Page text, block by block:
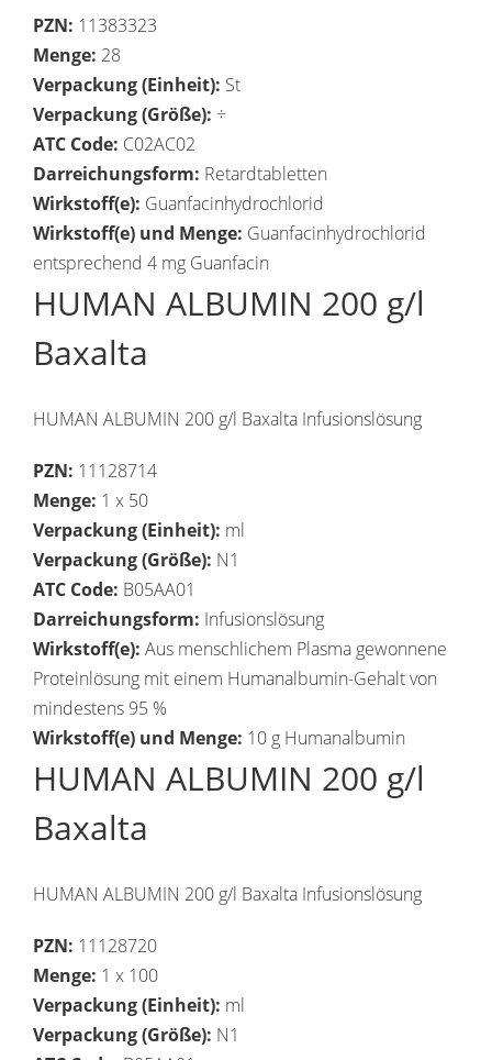
PZN: 11383323
Menge: 28
Verpackung (Einheit): St
Verpackung (Größe): ÷
ATC Code: C02AC02
Darreichungsform: Retardtabletten
Wirkstoff(e): Guanfacinhydrochlorid
Wirkstoff(e) und Menge: Guanfacinhydrochlorid
entsprechend 4 mg Guanfacin
HUMAN ALBUMIN 200 g/l
Baxalta
HUMAN ALBUMIN 200 g/l Baxalta Infusionslösung
PZN: 11128714
Menge: 1 x 50
Verpackung (Einheit): ml
Verpackung (Größe): N1
ATC Code: B05AA01
Darreichungsform: Infusionslösung
Wirkstoff(e): Aus menschlichem Plasma gewonnene
Proteinlösung mit einem Humanalbumin-Gehalt von
mindestens 95 %
Wirkstoff(e) und Menge: 10 g Humanalbumin
HUMAN ALBUMIN 200 g/l
Baxalta
HUMAN ALBUMIN 200 g/l Baxalta Infusionslösung
PZN: 11128720
Menge: 1 x 100
Verpackung (Einheit): ml
Verpackung (Größe): N1